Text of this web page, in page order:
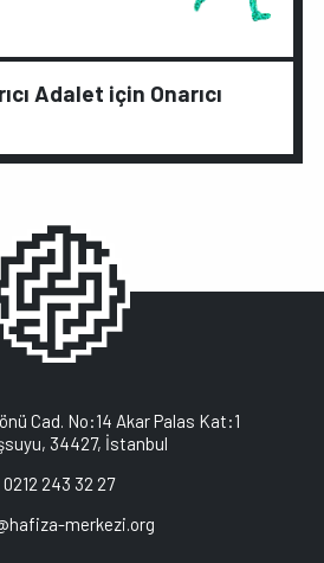
Adalet için Onarıcı
Cad. No:14 Akar Palas Kat:1
34427, İstanbul
0212 243 32 27
merkezi.org